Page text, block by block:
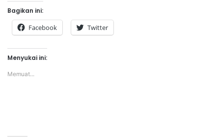
Bagikan ini:
Facebook Twitter
Menyukai ini:
Memuat...